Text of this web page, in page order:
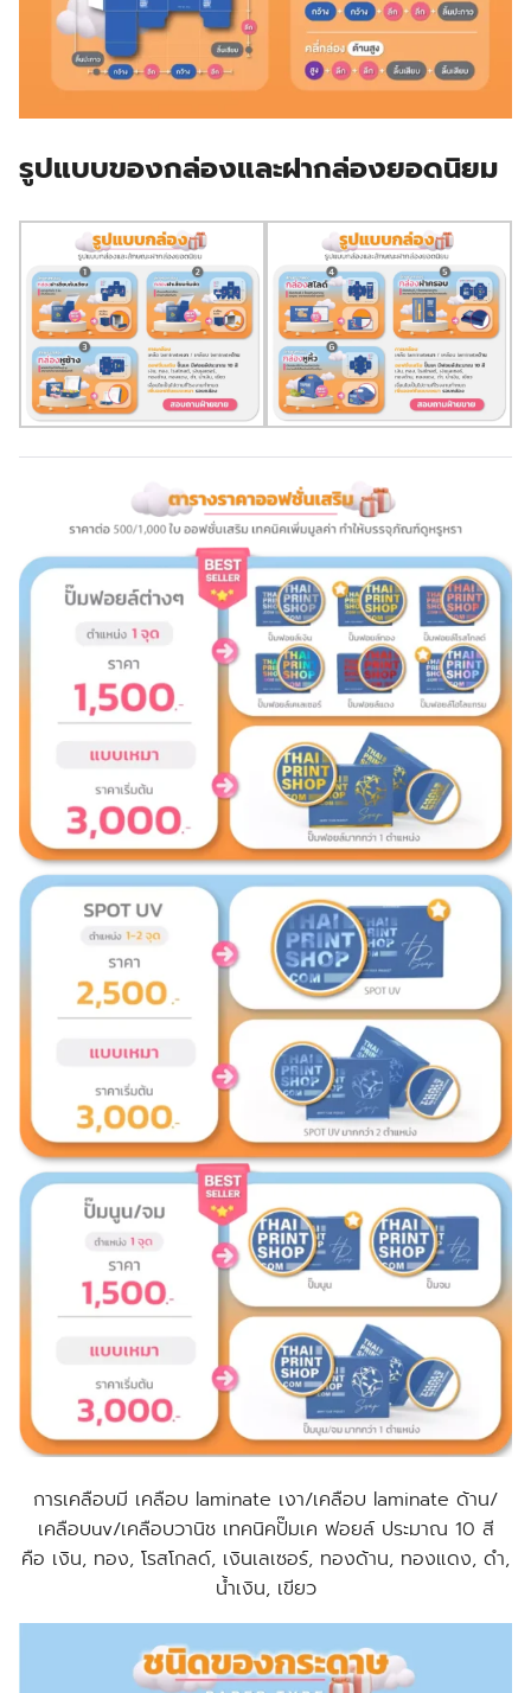
รูปแบบของกล่องและฝากล่องยอดนิยม
การเคลือบมี เคลือบ laminate เงา/เคลือบ laminate ด้าน/
เคลือบuv/เคลือบวานิช เทคนิคปั๊มเค ฟอยล์ ประมาณ 10 สี
คือ เงิน, ทอง, โรสโกลด์, เงินเลเซอร์, ทองด้าน, ทองแดง, ดำ,
น้ำเงิน, เขียว